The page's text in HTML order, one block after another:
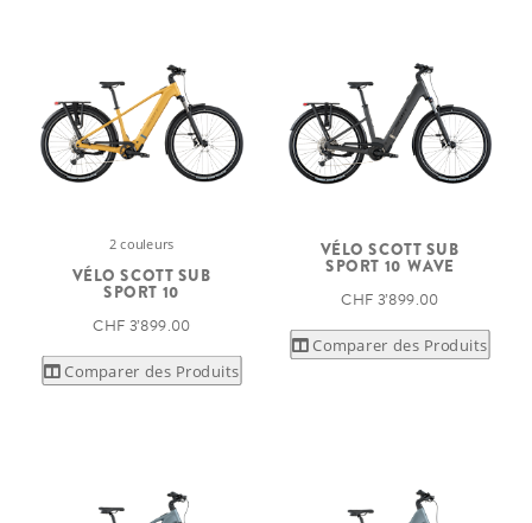
2 couleurs
VÉLO SCOTT SUB
SPORT 10
CHF 3’899.00
Comparer des Produits
VÉLO SCOTT SUB
SPORT 10 WAVE
CHF 3’899.00
Comparer des Produits